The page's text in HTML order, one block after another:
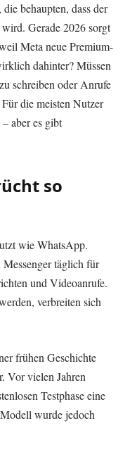
behaupten, dass der
Gerade 2026 sorgt
Meta neue Premium-
dahinter? Müssen
schreiben oder Anrufe
die meisten Nutzer
aber es gibt
so
wie WhatsApp.
täglich für
und Videoanrufe.
verbreiten sich
frühen Geschichte
Vor vielen Jahren
Testphase eine
wurde jedoch